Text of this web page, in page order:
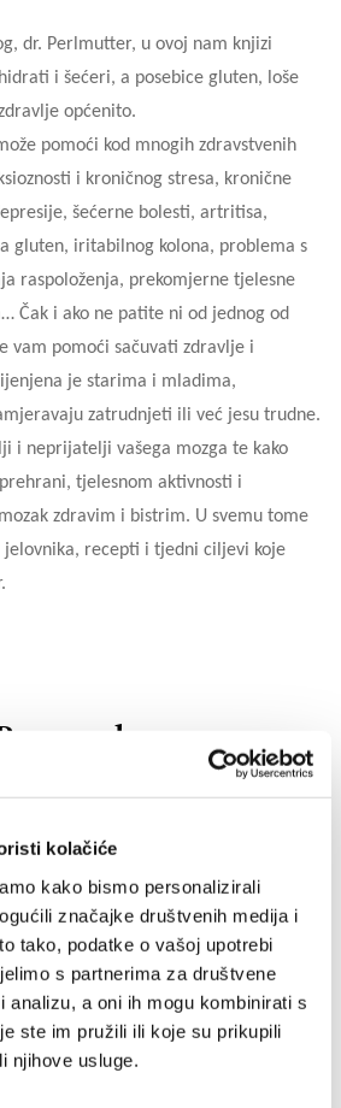
kolačiće
kako bismo personalizirali
značajke društvenih medija i
tako, podatke o vašoj upotrebi
s partnerima za društvene
analizu, a oni ih mogu kombinirati s
ste im pružili ili koje su prikupili
njihove usluge.
dr. Perlmutter, u ovoj nam knjizi
i šećeri, a posebice gluten, loše
općenito.
pomoći kod mnogih zdravstvenih
i kroničnog stresa, kronične
šećerne bolesti, artritisa,
gluten, iritabilnog kolona, problema s
raspoloženja, prekomjerne tjelesne
Čak i ako ne patite ni od jednog od
vam pomoći sačuvati zdravlje i
je starima i mladima,
zatrudnjeti ili već jesu trudne.
i neprijatelji vašega mozga te kako
tjelesnom aktivnosti i
zdravim i bistrim. U svemu tome
jelovnika, recepti i tjedni ciljevi koje
NAKLADNIKA